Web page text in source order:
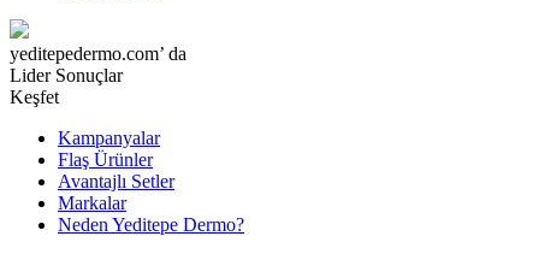
yeditepedermo.com’ da
Lider Sonuçlar
Keşfet
Kampanyalar
Flaş Ürünler
Avantajlı Setler
Markalar
Neden Yeditepe Dermo?